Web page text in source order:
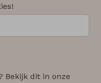
Bekijk dit in onze